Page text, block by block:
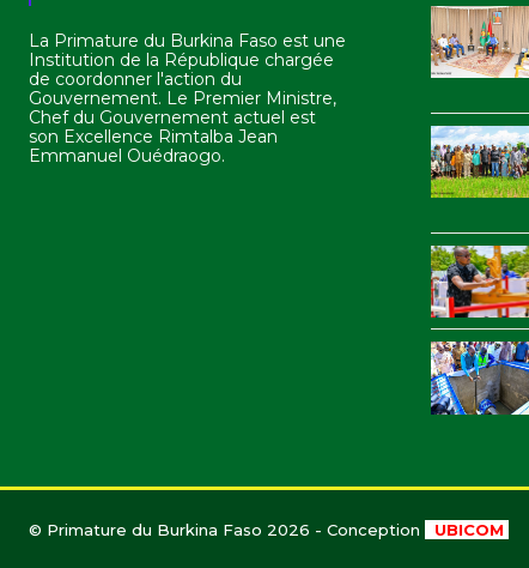
La Primature du Burkina Faso est une
Institution de la République chargée
de coordonner l'action du
Gouvernement. Le Premier Ministre,
Chef du Gouvernement actuel est
son Excellence Rimtalba Jean
Emmanuel Ouédraogo.
© Primature du Burkina Faso 2026 - Conception UBICOM